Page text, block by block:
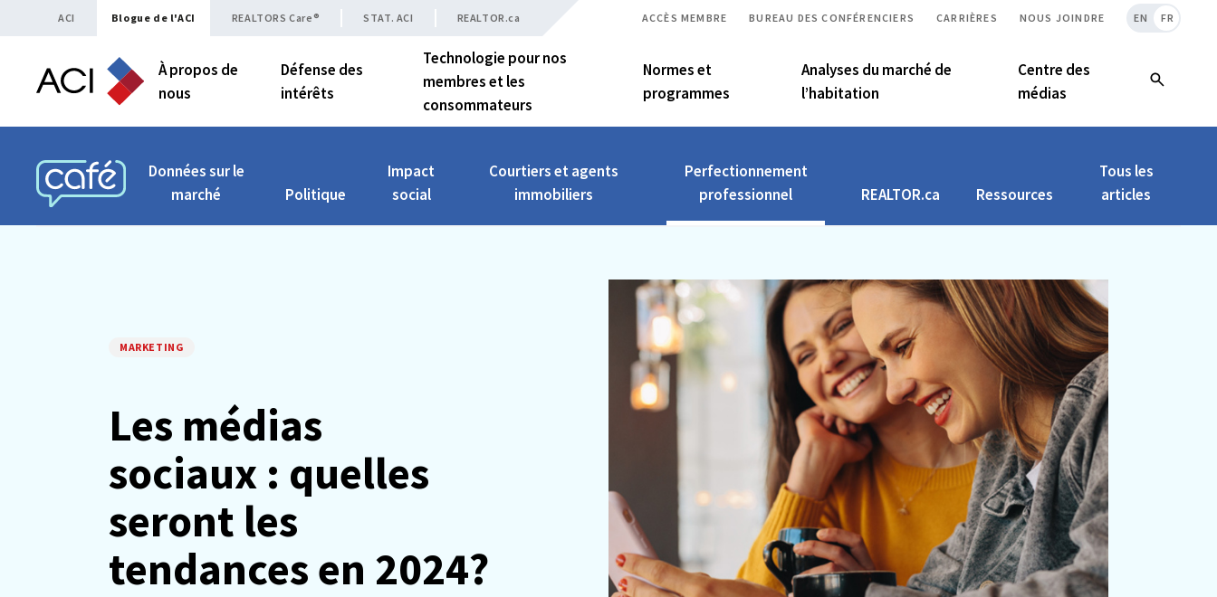
Skip to content
ACI Blogue de l'ACI REALTORS Care® STAT. ACI REALTOR.ca ACCÈS MEMBRE BUREAU DES CONFÉRENCIERS CARRIÈRES NOUS JOINDRE EN FR
À propos de
nous
Défense des
intérêts
Technologie pour nos
membres et les
consommateurs
Normes et
programmes
Analyses du marché de
l’habitation
Centre des
médias
CAFÉ ACI
Données sur le
marché
Politique
Impact
social
Courtiers et agents
immobiliers
Perfectionnement
professionnel
REALTOR.ca Ressources
Tous les
articles
MARKETING
Les médias
sociaux : quelles
seront les
tendances en 2024?